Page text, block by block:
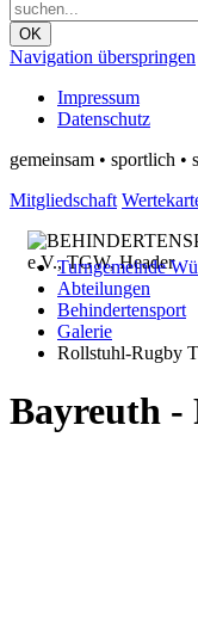
OK
Navigation überspringen
Impressum
Datenschutz
gemeinsam • sportlich •
Mitgliedschaft
Turngemeinde
Abteilungen
Behindertensport
Galerie
Rollstuhl-Rugby
Bayreuth